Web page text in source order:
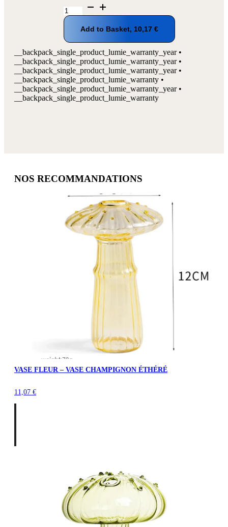
quantité
de
Vase
-
Vase
vert
émeraude
Add to Basket, 10,17 €
__backpack_single_product_lumie_warranty_year •
__backpack_single_product_lumie_warranty_year •
__backpack_single_product_lumie_warranty_year •
__backpack_single_product_lumie_warranty •
__backpack_single_product_lumie_warranty_year •
__backpack_single_product_lumie_warranty
NOS RECOMMANDATIONS
VASE FLEUR – VASE CHAMPIGNON ÉTHÉRÉ
11,07 €